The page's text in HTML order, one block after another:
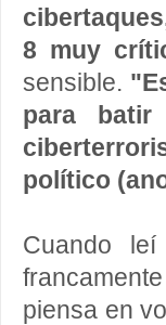
8 muy
sensible.
para batir
político
Cuando leí
piensa en